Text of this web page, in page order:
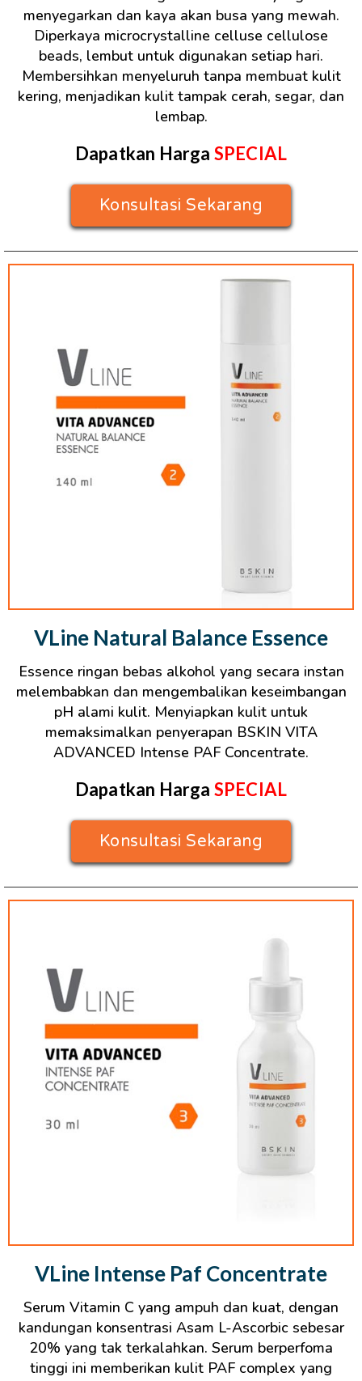
menyegarkan dan kaya akan busa yang mewah.
Diperkaya microcrystalline celluse cellulose
beads, lembut untuk digunakan setiap hari.
Membersihkan menyeluruh tanpa membuat kulit
kering, menjadikan kulit tampak cerah, segar, dan
lembap.
Dapatkan Harga SPECIAL
Konsultasi Sekarang
VLine Natural Balance Essence
Essence ringan bebas alkohol yang secara instan
melembabkan dan mengembalikan keseimbangan
pH alami kulit. Menyiapkan kulit untuk
memaksimalkan penyerapan BSKIN VITA
ADVANCED Intense PAF Concentrate.
Dapatkan Harga SPECIAL
Konsultasi Sekarang
VLine Intense Paf Concentrate
Serum Vitamin C yang ampuh dan kuat, dengan
kandungan konsentrasi Asam L-Ascorbic sebesar
20% yang tak terkalahkan. Serum berperfoma
tinggi ini memberikan kulit PAF complex yang